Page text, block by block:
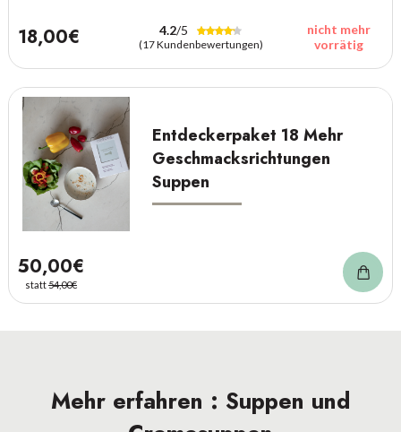
18,00€ 4.2/5
(17 Kundenbewertungen)
nicht mehr
vorrätig
Entdeckerpaket 18 Mehr
Geschmacksrichtungen
Suppen
50,00€
statt54,00€
Mehr erfahren : Suppen und